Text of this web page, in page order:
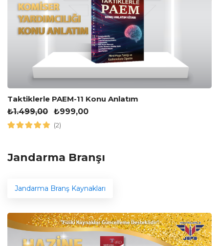
Taktiklerle PAEM-11 Konu Anlatım
₺1.499,00 ₺999,00
(2)
Jandarma Branşı
Jandarma Branş Kaynakları